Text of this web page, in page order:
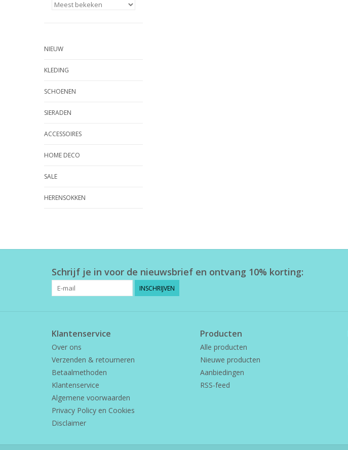
NIEUW
KLEDING
SCHOENEN
SIERADEN
ACCESSOIRES
HOME DECO
SALE
HERENSOKKEN
Schrijf je in voor de nieuwsbrief en ontvang 10% korting:
INSCHRIJVEN
Klantenservice
Over ons
Verzenden & retourneren
Betaalmethoden
Klantenservice
Algemene voorwaarden
Privacy Policy en Cookies
Disclaimer
Producten
Alle producten
Nieuwe producten
Aanbiedingen
RSS-feed